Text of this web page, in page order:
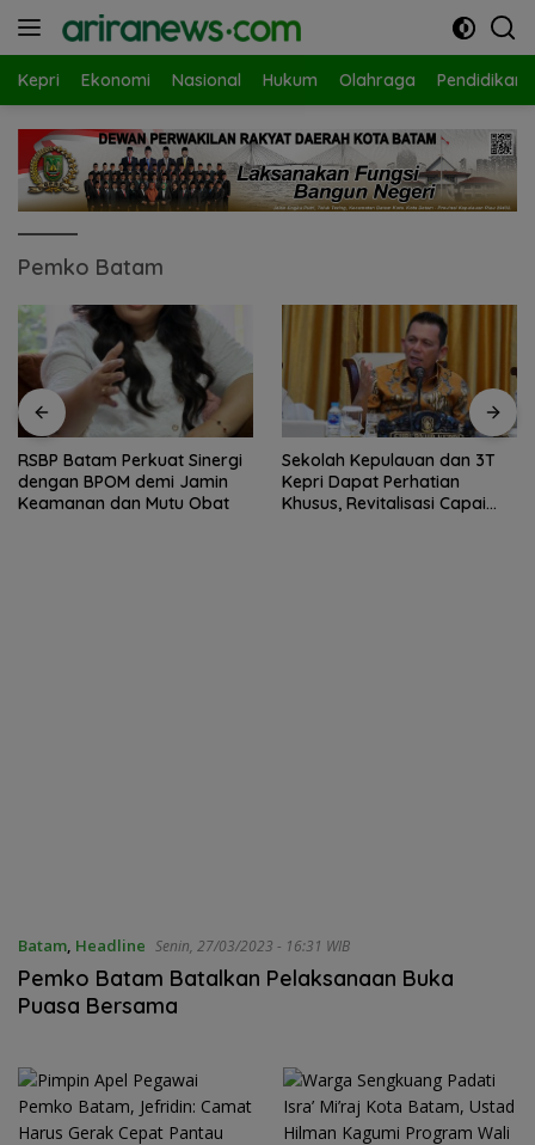
Kepri Ekonomi Nasional Hukum Olahraga Pendidikan
Pemko Batam
RSBP Batam Perkuat Sinergi
dengan BPOM demi Jamin
Keamanan dan Mutu Obat
Sekolah Kepulauan dan 3T
Kepri Dapat Perhatian
Khusus, Revitalisasi Capai
Batam, Headline Senin, 27/03/2023 - 16:31 WIB
Pemko Batam Batalkan Pelaksanaan Buka
Puasa Bersama